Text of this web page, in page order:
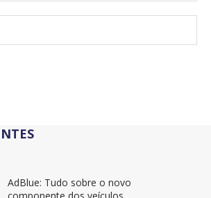
AdBlue: Tudo sobre o novo